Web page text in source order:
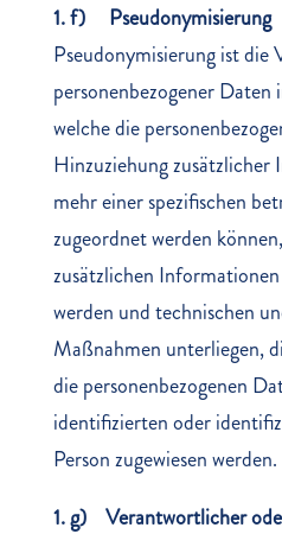
1. f) Pseudonymisierung
Pseudonymisierung ist die
personenbezogener Daten
welche die
Hinzuziehung
mehr einer spezifischen
zugeordnet werden
zusätzlichen
werden und technischen
Maßnahmen unterliegen,
die personenbezogenen
identifizierten oder
Person zugewiesen werden.
1. g) Verantwortlicher